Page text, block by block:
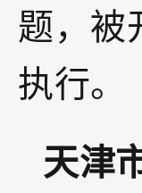
题，被
执行。
天津